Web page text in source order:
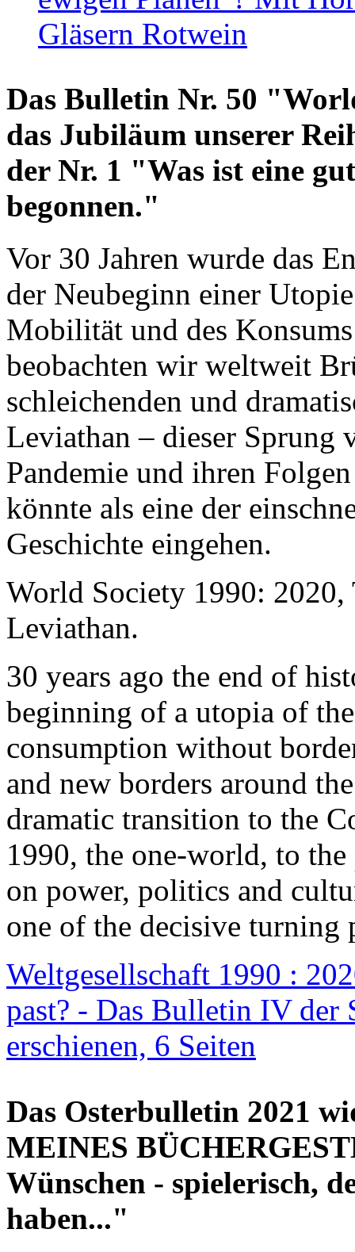
Gläsern Rotwein
Das Bulletin Nr. 50
das Jubiläum unserer
der Nr. 1 "Was ist eine
begonnen."
Vor 30 Jahren wurde das
der Neubeginn einer
Mobilität und des
beobachten wir weltweit
schleichenden und
Leviathan – dieser Sprung
Pandemie und ihren
könnte als eine der
Geschichte eingehen.
World Society 1990: 2020,
Leviathan.
30 years ago the end of
beginning of a utopia of
consumption without
and new borders around
dramatic transition to the
1990, the one-world, to the
on power, politics and
one of the decisive turning
Weltgesellschaft 1990 :
past? - Das Bulletin IV der
erschienen, 6 Seiten
Das Osterbulletin 2021
MEINES
Wünschen - spielerisch,
haben..."